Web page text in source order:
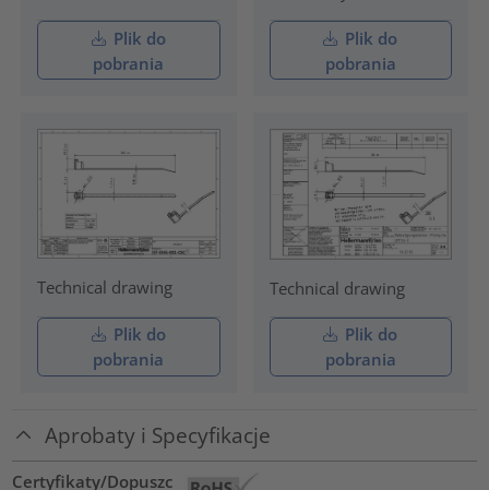
Plik do
pobrania
Plik do
pobrania
Technical drawing
Plik do
pobrania
Technical drawing
Plik do
pobrania
Aprobaty i Specyfikacje
Certyfikaty/Dopuszc